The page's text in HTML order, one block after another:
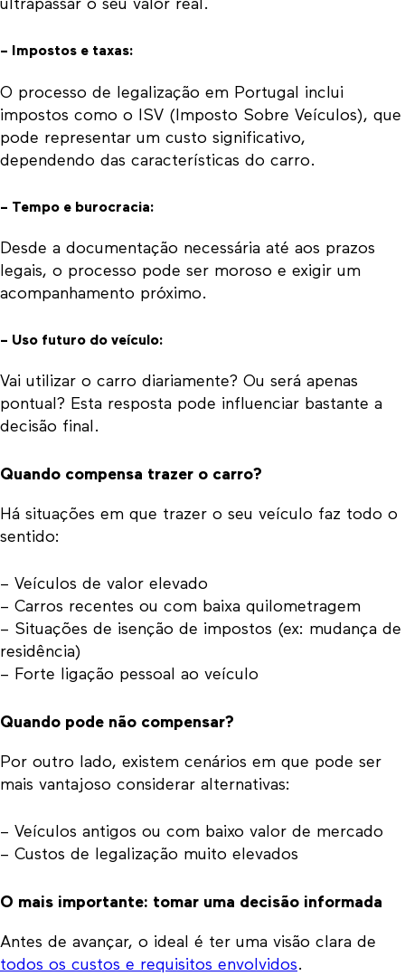
ultrapassar o seu valor real.
– Impostos e taxas:
O processo de legalização em Portugal inclui
impostos como o ISV (Imposto Sobre Veículos), que
pode representar um custo significativo,
dependendo das características do carro.
– Tempo e burocracia:
Desde a documentação necessária até aos prazos
legais, o processo pode ser moroso e exigir um
acompanhamento próximo.
– Uso futuro do veículo:
Vai utilizar o carro diariamente? Ou será apenas
pontual? Esta resposta pode influenciar bastante a
decisão final.
Quando compensa trazer o carro?
Há situações em que trazer o seu veículo faz todo o
sentido:
– Veículos de valor elevado
– Carros recentes ou com baixa quilometragem
– Situações de isenção de impostos (ex: mudança de
residência)
– Forte ligação pessoal ao veículo
Quando pode não compensar?
Por outro lado, existem cenários em que pode ser
mais vantajoso considerar alternativas:
– Veículos antigos ou com baixo valor de mercado
– Custos de legalização muito elevados
O mais importante: tomar uma decisão informada
Antes de avançar, o ideal é ter uma visão clara de
todos os custos e requisitos envolvidos.